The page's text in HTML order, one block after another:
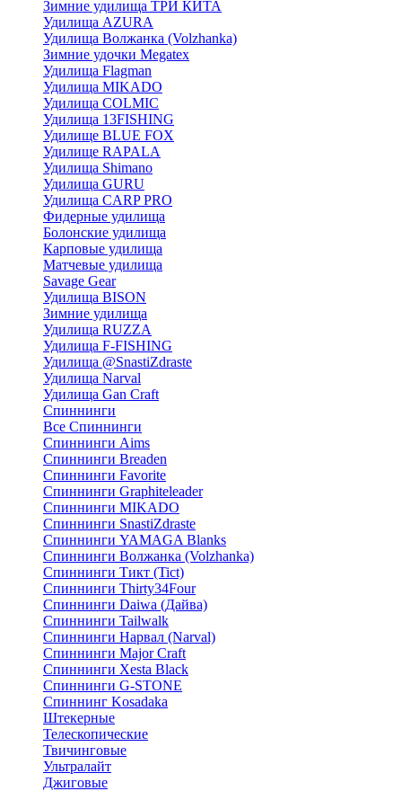
Зимние удилища ТРИ КИТА
Удилища AZURA
Удилища Волжанка (Volzhanka)
Зимние удочки Megatex
Удилища Flagman
Удилища MIKADO
Удилища COLMIC
Удилища 13FISHING
Удилище BLUE FOX
Удилище RAPALA
Удилища Shimano
Удилища GURU
Удилища CARP PRO
Фидерные удилища
Болонские удилища
Карповые удилища
Матчевые удилища
Savage Gear
Удилища BISON
Зимние удилища
Удилища RUZZA
Удилища F-FISHING
Удилища @SnastiZdraste
Удилища Narval
Удилища Gan Craft
Спиннинги
Все Спиннинги
Спиннинги Aims
Спиннинги Breaden
Спиннинги Favorite
Спиннинги Graphiteleader
Спиннинги MIKADO
Спиннинги SnastiZdraste
Спиннинги YAMAGA Blanks
Спиннинги Волжанка (Volzhanka)
Спиннинги Тикт (Tict)
Спиннинги Thirty34Four
Спиннинги Daiwa (Дайва)
Спиннинги Tailwalk
Спиннинги Нарвал (Narval)
Спиннинги Major Craft
Спиннинги Xesta Black
Спиннинги G-STONE
Спиннинг Kosadaka
Штекерные
Телескопические
Твичинговые
Ультралайт
Джиговые